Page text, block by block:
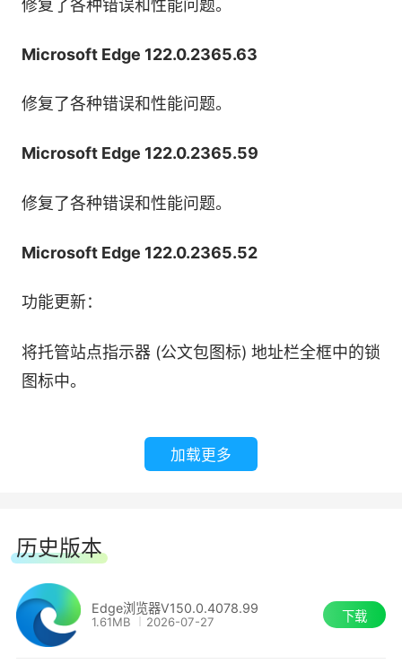
面。使用Edge内置工具搜索文档、浏览章节，并
添加注释或高亮。
修复了各种错误和性能问题。
Microsoft Edge 122.0.2365.63
修复了各种错误和性能问题。
Microsoft Edge 122.0.2365.59
修复了各种错误和性能问题。
Microsoft Edge 122.0.2365.52
功能更新：
将托管站点指示器 (公文包图标) 地址栏全框中的锁
图标中。
图”。
修复：
加载更多
历史版本
Edge浏览器V150.0.4078.99
1.61MB 2026-07-27 下载